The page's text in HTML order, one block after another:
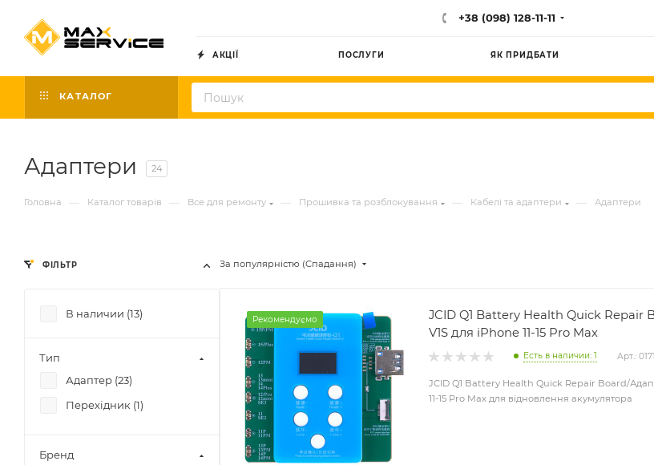
+38 (098) 128-11-11
АКЦІЇ ПОСЛУГИ ЯК ПРИДБАТИ
КАТАЛОГ
Адаптери 24
Головна — Каталог товарів — Все для ремонту — Прошивка та розблокування — Кабелі та адаптери — Адаптери
За популярністю (Спадання)
Рекомендуємо
JСID Q1 Battery Health Quick Repair
V1S для iPhone 11-15 Pro Max
Есть в наличии: 1 Арт.:
JСID Q1 Battery Health Quick Repair Board/
11-15 Pro Max для відновлення акумулятора
ФІЛЬТР
В наличии (13)
Тип
Адаптер (23)
Перехідник (1)
Бренд